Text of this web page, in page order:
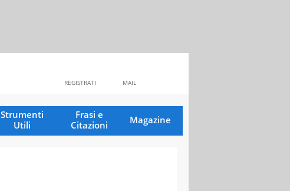
MAIL
REGISTRATI
Strumenti
Utili
Frasi e
Citazioni
Magazine